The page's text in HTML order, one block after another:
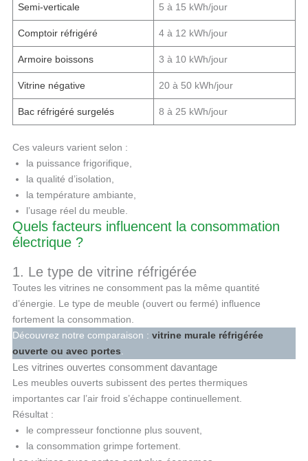
Semi-verticale 5 à 15 kWh/jour
Comptoir réfrigéré 4 à 12 kWh/jour
Armoire boissons 3 à 10 kWh/jour
Vitrine négative 20 à 50 kWh/jour
Bac réfrigéré surgelés 8 à 25 kWh/jour
Ces valeurs varient selon :
la puissance frigorifique,
la qualité d’isolation,
la température ambiante,
l’usage réel du meuble.
Quels facteurs influencent la consommation
électrique ?
1. Le type de vitrine réfrigérée
Toutes les vitrines ne consomment pas la même quantité
d’énergie. Le type de meuble (ouvert ou fermé) influence
fortement la consommation.
Découvrez notre comparaison : vitrine murale réfrigérée
ouverte ou avec portes
Les vitrines ouvertes consomment davantage
Les meubles ouverts subissent des pertes thermiques
importantes car l’air froid s’échappe continuellement.
Résultat :
le compresseur fonctionne plus souvent,
la consommation grimpe fortement.